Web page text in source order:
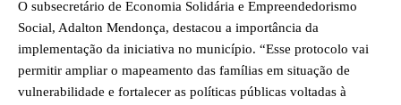
O subsecretário de Economia Solidária e Empreendedorismo
Social, Adalton Mendonça, destacou a importância da
implementação da iniciativa no município. “Esse protocolo vai
permitir ampliar o mapeamento das famílias em situação de
vulnerabilidade e fortalecer as políticas públicas voltadas à